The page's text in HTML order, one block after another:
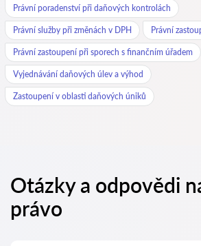
Právní poradenství při daňových kontrolách
Právní služby při změnách v DPH Právní
Právní zastoupení při sporech s finančním úřadem
Vyjednávání daňových úlev a výhod
Zastoupení v oblasti daňových úniků
Otázky a odpovědi
právo